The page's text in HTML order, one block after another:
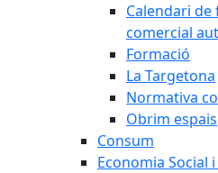
Calendari
comercial
Formació
La Targetona
Normativa
Obrim espais
Consum
Economia Social